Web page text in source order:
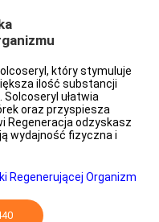
który stymuluje
ilość substancji
ułatwia
oraz przyspiesza
Regeneracja odzyskasz
wydajność fizyczna i
Regenerującej Organizm